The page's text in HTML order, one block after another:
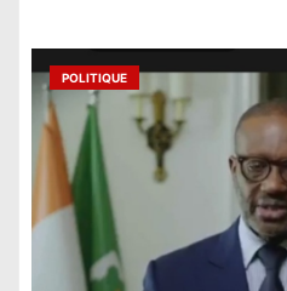
POLITIQUE